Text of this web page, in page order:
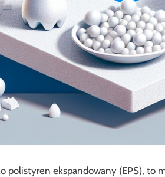
polistyren ekspandowany (EPS), to